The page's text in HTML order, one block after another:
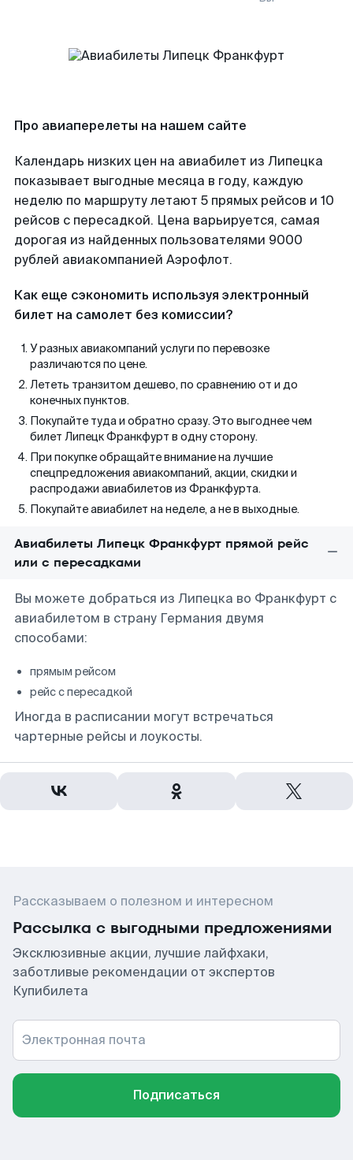
Про авиаперелеты на нашем сайте
Календарь низких цен на авиабилет из Липецка
показывает выгодные месяца в году, каждую
неделю по маршруту летают 5 прямых рейсов и 10
рейсов с пересадкой. Цена варьируется, самая
дорогая из найденных пользователями 9000
рублей авиакомпанией Аэрофлот.
Как еще сэкономить используя электронный
билет на самолет без комиссии?
У разных авиакомпаний услуги по перевозке
различаются по цене.
Лететь транзитом дешево, по сравнению от и до
конечных пунктов.
Покупайте туда и обратно сразу. Это выгоднее чем
билет Липецк Франкфурт в одну сторону.
При покупке обращайте внимание на лучшие
спецпредложения авиакомпаний, акции, скидки и
распродажи авиабилетов из Франкфурта.
Покупайте авиабилет на неделе, а не в выходные.
Авиабилеты Липецк Франкфурт прямой рейс
или с пересадками
Вы можете добраться из Липецка во Франкфурт с
авиабилетом в страну Германия двумя
способами:
прямым рейсом
рейс с пересадкой
Иногда в расписании могут встречаться
чартерные рейсы и лоукосты.
Рассказываем о полезном и интересном
Рассылка с выгодными предложениями
Эксклюзивные акции, лучшие лайфхаки,
заботливые рекомендации от экспертов
Купибилета
Электронная почта
Подписаться